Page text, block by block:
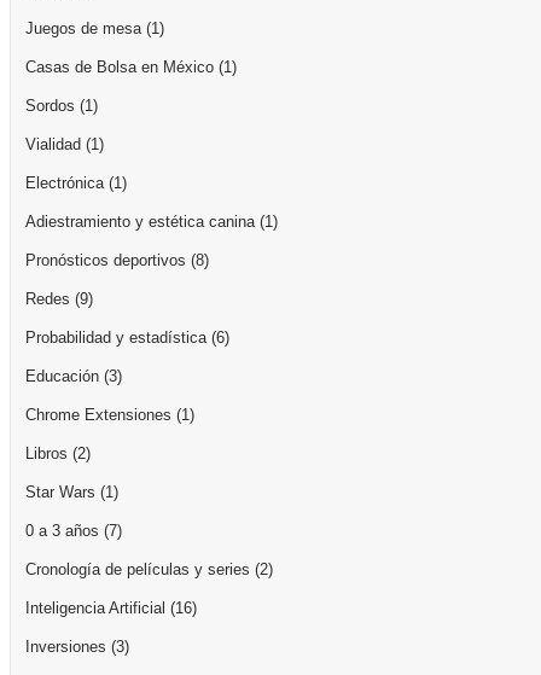
Juegos de mesa(1)
Casas de Bolsa en México (1)
Sordos (1)
Vialidad (1)
Electrónica(1)
Adiestramiento y estética canina(1)
Pronósticos deportivos (8)
Redes (9)
Probabilidad y estadística(6)
Educación (3)
Chrome Extensiones (1)
Libros (2)
Star Wars (1)
0 a 3 años (7)
Cronología de películas y series (2)
Inteligencia Artificial (16)
Inversiones (3)